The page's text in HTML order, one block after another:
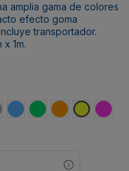
amplia gama de colores
efecto goma
transportador.
1m.
Neón AzulNeón VerdeNeón Naranja
Neón Neón